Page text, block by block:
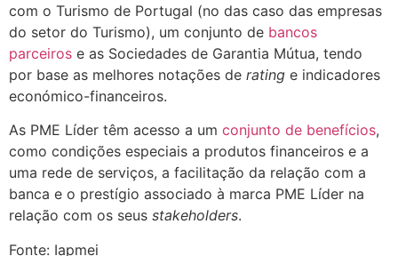
com o Turismo de Portugal (no das caso das empresas
do setor do Turismo), um conjunto de bancos
parceiros e as Sociedades de Garantia Mútua, tendo
por base as melhores notações de rating e indicadores
económico-financeiros.
As PME Líder têm acesso a um conjunto de benefícios,
como condições especiais a produtos financeiros e a
uma rede de serviços, a facilitação da relação com a
banca e o prestígio associado à marca PME Líder na
relação com os seus stakeholders.
Fonte: Iapmei